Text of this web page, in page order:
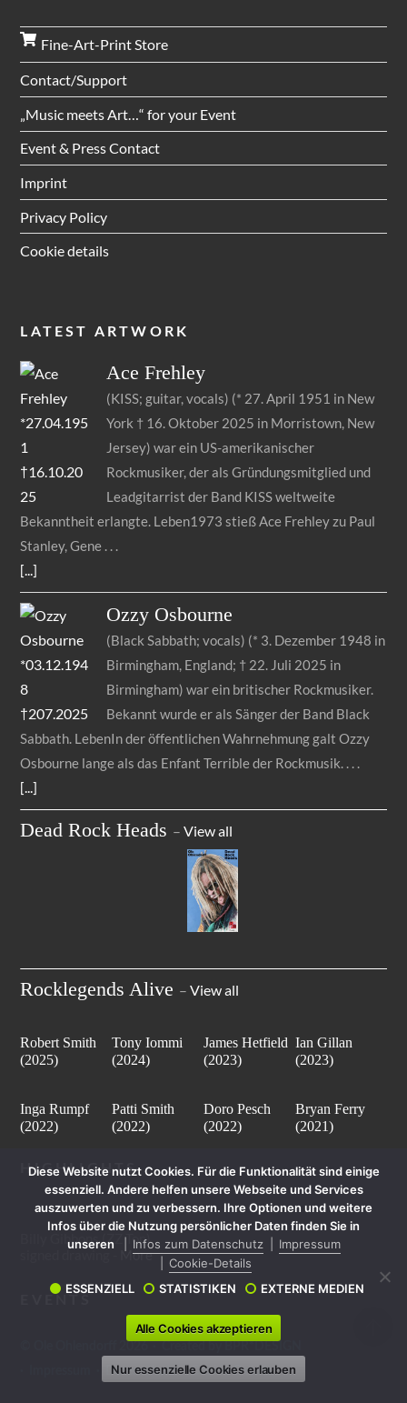
Fine-Art-Print Store
Contact/Support
„Music meets Art…“ for your Event
Event & Press Contact
Imprint
Privacy Policy
Cookie details
LATEST ARTWORK
AceFrehley
(KISS; guitar, vocals) (* 27. April 1951 in New
York † 16. Oktober 2025 in Morristown, New
Jersey) war ein US-amerikanischer
Rockmusiker, der als Gründungsmitglied und
Leadgitarrist der Band KISS weltweite
Bekanntheit erlangte. Leben1973 stieß Ace Frehley zu Paul
Stanley, Gene
[...]
Ozzy Osbourne
(Black Sabbath; vocals) (* 3. Dezember 1948 in
Birmingham, England; † 22. Juli 2025 in
Birmingham) war ein britischer Rockmusiker.
Bekannt wurde er als Sänger der Band Black
Sabbath. LebenIn der öffentlichen Wahrnehmung galt Ozzy
Osbourne lange als das Enfant Terrible der Rockmusik.
[...]
Dead Rock Heads –View all
Rocklegends Alive –View all
Robert Smith
(2025)
Tony Iommi
(2024)
James Hetfield
(2023)
Ian Gillan
(2023)
Inga Rumpf
(2022)
Patti Smith
(2022)
Doro Pesch
(2022)
Bryan Ferry
(2021)
HIGHLIGHTS
Billy Gibbons (ZZ Top)
More
Datenschutz·Cookie-Details
Diese Website nutzt Cookies. Für die Funktionalität sind einige
essenziell. Andere helfen unsere Webseite und Services
auszuwerten und zu verbessern. Ihre Optionen und weitere
Infos über die Nutzung persönlicher Daten finden Sie in
unseren
Infos zum Datenschutz
Impressum
Cookie-Details
ESSENZIELL
STATISTIKEN EXTERNE MEDIEN
Alle Cookies akzeptieren
Nur essenzielle Cookies erlauben